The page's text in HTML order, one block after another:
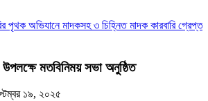
পৃথক অভিযানে মাদকসহ ৩ চিহ্নিত মাদক কারবারি গ্রেপ্তার
উপলক্ষে মতবিনিময় সভা অনুষ্ঠিত
১৯, ২০২৫